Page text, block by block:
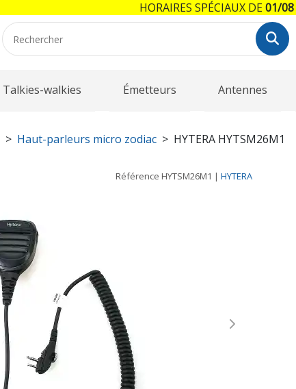
Talkies-walkies Émetteurs Antennes
Haut-parleurs micro zodiac HYTERA HYTSM26M1
Référence HYTSM26M1 | HYTERA
Next
HORAIRES SPÉCIAUX DE01/08